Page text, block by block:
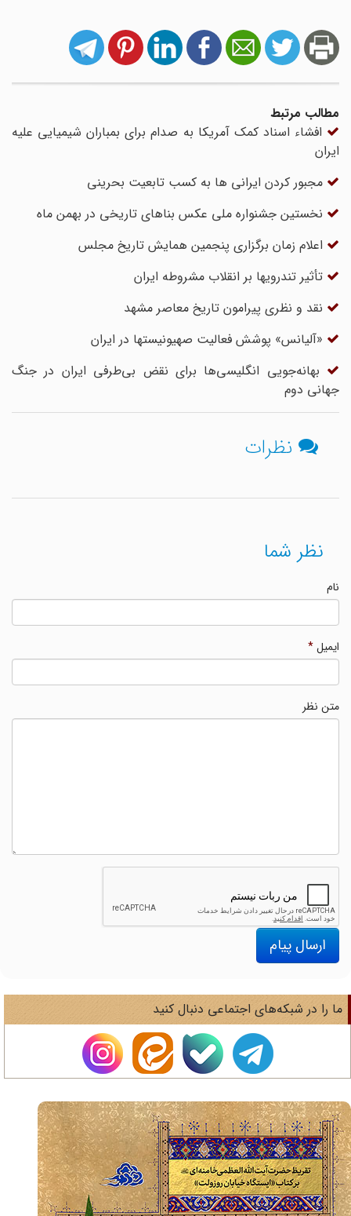
مطالب مرتبط
افشاء اسناد کمک آمریکا به صدام برای بمباران شیمیایی علیه
ایران
مجبور کردن ایرانی ها به کسب تابعیت بحرینی
نخستین جشنواره ملی عکس بناهای تاریخی در بهمن ماه
اعلام زمان برگزاری پنجمین همایش تاریخ مجلس
تأثیر تندرویها بر انقلاب مشروطه ایران
نقد و نظری پیرامون تاریخ معاصر مشهد
«آلیانس» پوشش فعالیت صهیونیستها در ایران
بهانه‌جویی انگلیسی‌ها برای نقض بی‌طرفی ایران در جنگ
جهانی دوم
نظرات
نظر شما
ایمیل*
متن نظر
ارسال پیام
را در شبکه‌های اجتماعی دنبال کنید